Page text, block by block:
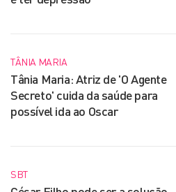
TÂNIA MARIA
Tânia Maria: Atriz de 'O Agente
Secreto' cuida da saúde para
possível ida ao Oscar
SBT